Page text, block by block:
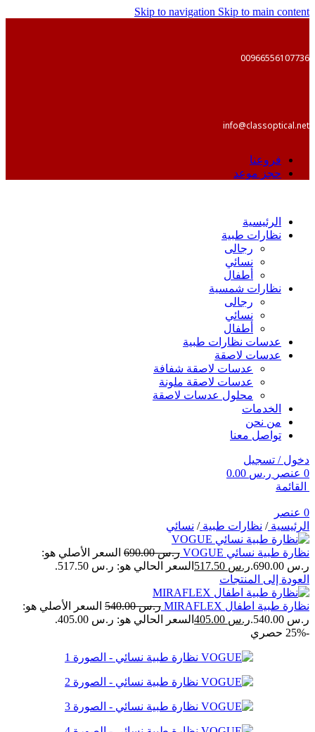
Skip to navigation Skip to main content
00966556107736
info@classoptical.net
فروعنا
حجز موعد
الرئيسية
نظارات طبية
رجالى
نسائي
أطفال
نظارات شمسية
رجالى
نسائي
أطفال
عدسات نظارات طبية
عدسات لاصقة
عدسات لاصقة شفافة
عدسات لاصقة ملونة
محلول عدسات لاصقة
الخدمات
من نحن
تواصل معنا
دخول / تسجيل
0 عنصر ر.س
القائمة
0 عنصر
الرئيسية/ نظارات طبية/ نسائي
نظارة طبية نسائي VOGUE ر.س690.00
السعر الأصلي هو:
ر.س 690.00.
ر.س
السعر الحالي هو: ر.س 517.50.
العودة إلى المنتجات
نظارة طبية اطفال MIRAFLEX ر.س540.00
السعر الأصلي هو:
ر.س 540.00.
ر.س
السعر الحالي هو: ر.س 405.00.
-25%
حصري